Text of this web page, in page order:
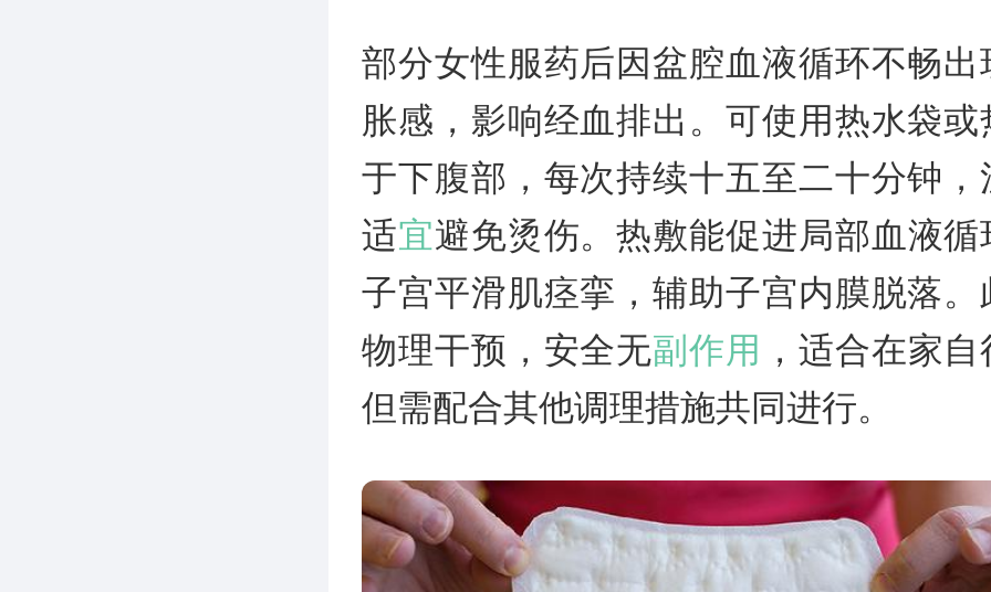
部分女性服药后因盆腔血液循环不畅出
胀感，影响经血排出。可使用热水袋或
于下腹部，每次持续十五至二十分钟，
适宜避免烫伤。热敷能促进局部血液循
子宫平滑肌痉挛，辅助子宫内膜脱落。
物理干预，安全无副作用 ，适合在家
但需配合其他调理措施共同进行。